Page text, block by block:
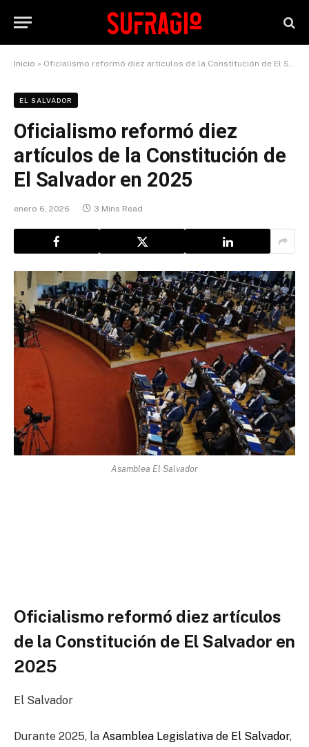
Inicio » Oficialismo reformó diez artículos de la Constitución de El Salvador en 2025
EL SALVADOR
Oficialismo reformó diez
artículos de la Constitución de
El Salvador en 2025
enero 6, 2026 3 Mins Read
Asamblea El Salvador
Oficialismo reformó diez artículos
de la Constitución de El Salvador en
2025
El Salvador
Durante 2025, la Asamblea Legislativa de El Salvador,